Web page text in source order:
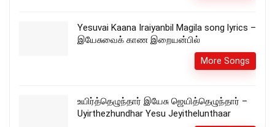
Yesuvai Kaana Iraiyanbil Magila song lyrics –
இயேசுவைக் காண இறையன்பில்
More Songs
உயிர்த்தெழுந்தார் இயேசு ஜெயித்தெழுந்தார் –
Uyirthezhundhar Yesu Jeyithelunthaar